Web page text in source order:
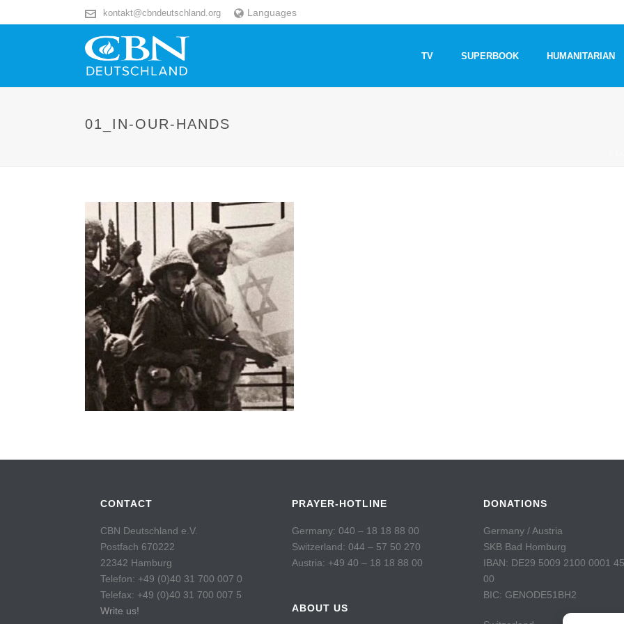
kontakt@cbndeutschland.org Languages
TV SUPERBOOK HUMANITARIAN
01_IN-OUR-HANDS
CONTACT
CBN Deutschland e.V.
Postfach 670222
22342 Hamburg
Telefon: +49 (0)40 31 700 007 0
Telefax: +49 (0)40 31 700 007 5
Write us!
PRAYER-HOTLINE
Germany: 040 – 18 18 88 00
Switzerland: 044 – 57 50 270
Austria: +49 40 – 18 18 88 00
ABOUT US
DONATIONS
Germany / Austria
SKB Bad Homburg
IBAN: DE29 5009 2100 0001
00
BIC: GENODE51BH2